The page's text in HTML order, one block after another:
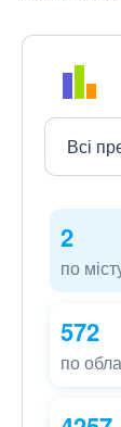
2
по
572
по